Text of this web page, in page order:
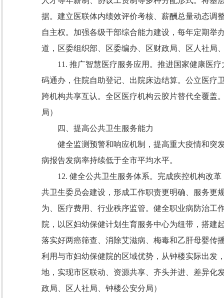
据。建立医联体内绩效评价考核、薪酬总量动态调
自主权。加强各级干部综合能力建设，每年定期举
道，区委组织部、区委编办、区财政局、区人社局
11. 推广智慧医疗服务应用。 推进国家健康医
码通办，住院自助登记、出院床边结算。公立医疗
跨机构共享互认。全区医疗机构云胶片替代全覆盖
局）
四、提高公共卫生服务能力
健全监测预警和响应机制，提高重大疫情和突
病报告发病率持续低于全市平均水平。
12. 健全公共卫生服务体系。 完成疾控机构改
共卫生委员会建设，形成工作职责更明确、服务更
为、医疗费用、行业秩序监管。健全职业病防治工
院，以区妇幼保健计划生育服务中心为纽带，搭建
落实好两癌筛查、消除艾滋病、梅毒和乙肝母婴传
利用与市妇幼保健院的区域优势，从钟楼实际出发
地，实现市区联动、资源共享、齐头并进、差异化
政局、区人社局、 钟楼公安分局）